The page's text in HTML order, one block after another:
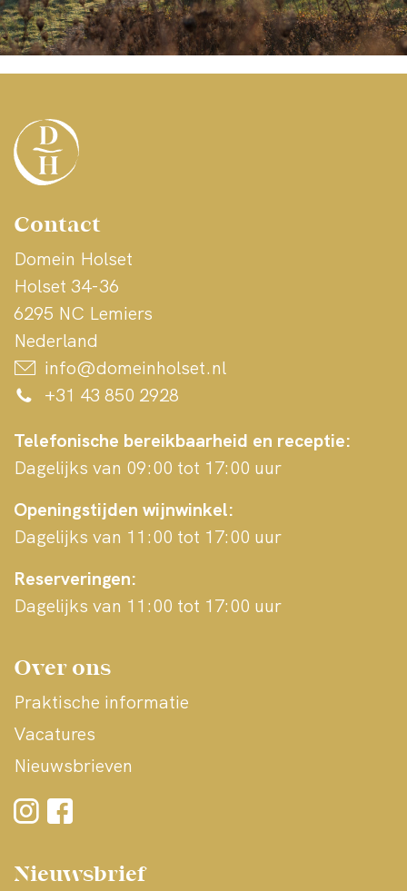
Contact
Domein Holset
Holset 34-36
6295 NC Lemiers
Nederland
info@domeinholset.nl
+31 43 850 2928
Telefonische bereikbaarheid en receptie:
Dagelijks van 09:00 tot 17:00 uur
Openingstijden wijnwinkel:
Dagelijks van 11:00 tot 17:00 uur
Reserveringen:
Dagelijks van 11:00 tot 17:00 uur
Over ons
Praktische informatie
Vacatures
Nieuwsbrieven
Nieuwsbrief